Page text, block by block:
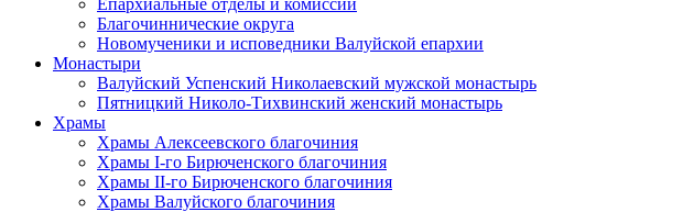
Благочиннические округа
Новомученики и исповедники Валуйской епархии
Монастыри
Валуйский Успенский Николаевский мужской монастырь
Пятницкий Николо-Тихвинский женский монастырь
Храмы
Храмы Алексеевского благочиния
Храмы I-го Бирюченского благочиния
Храмы II-го Бирюченского благочиния
Храмы Валуйского благочиния